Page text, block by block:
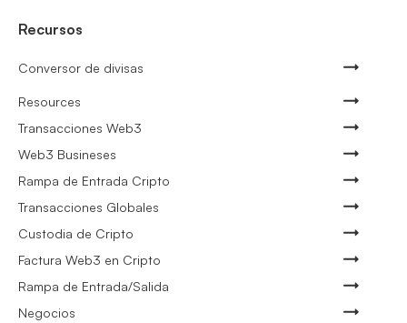
Recursos
Conversor de divisas
Resources
Transacciones Web3
Web3 Busineses
Rampa de Entrada Cripto
Transacciones Globales
Custodia de Cripto
Factura Web3 en Cripto
Rampa de Entrada/Salida
Negocios